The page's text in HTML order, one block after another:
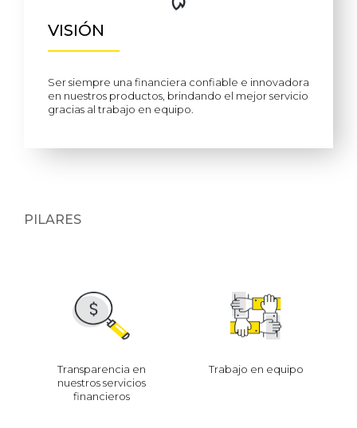
VISIÓN
Ser siempre una financiera confiable e innovadora
en nuestros productos, brindando el mejor servicio
gracias al trabajo en equipo.
PILARES
Transparencia en
nuestros servicios
financieros
Trabajo en equipo